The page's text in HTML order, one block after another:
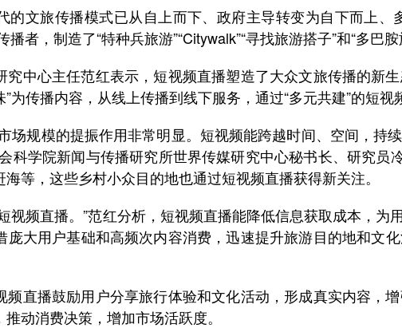
文旅传播模式已从自上而下、政府主导转变为自下而上、
播者，制造了“特种兵旅游”“Citywalk”“寻找旅游搭子”和“多
心主任范红表示，短视频直播塑造了大众文旅传播的新
”为传播内容，从线上传播到线下服务，通过“多元共建”的短
规模的提振作用非常明显。短视频能跨越时间、空间，持
科学院新闻与传播研究所世界传媒研究中心秘书长、研究
等，这些乡村小众目的地也通过短视频直播获得新关注。
频直播。”范红分析，短视频直播能降低信息获取成本，为
庞大用户基础和高频次内容消费，迅速提升旅游目的地和文
播鼓励用户分享旅行体验和文化活动，形成真实内容，
动消费决策，增加市场活跃度。